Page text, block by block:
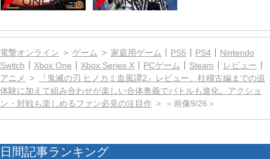
電撃オンライン ゲーム 家庭用ゲーム PS5 PS4
Nintendo
Switch
Xbox One Xbox Series X PCゲーム Steam
レビュー
アニメ
『鬼滅の刃 ヒノカミ血風譚2』レビュー。柱稽古編までの追
体験に加えて組み合わせが楽しい合体奥義でバトルも進化。アクショ
ン・対戦も楽しめるファン必見の注目作
＜画像9/26＞
日間記事ランキング